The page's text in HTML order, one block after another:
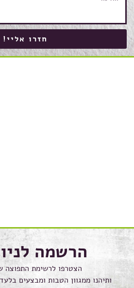
חזרו אליי!
הרשמה
הצטרפו לרשימת התפוצה
ותיהנו ממגוון הטבות ומבצעים